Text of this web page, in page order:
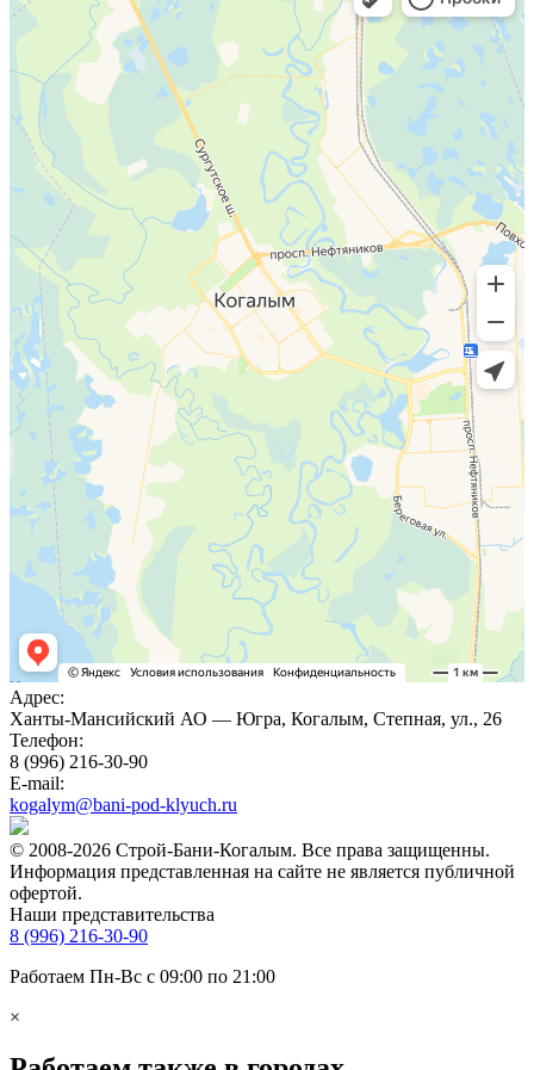
Адрес:
Ханты-Мансийский АО — Югра, Когалым, Степная, ул., 26
Телефон:
8 (996) 216-30-90
E-mail:
kogalym@bani-pod-klyuch.ru
© 2008-2026 Строй-Бани-Когалым. Все права защищенны.
Информация представленная на сайте не является публичной
офертой.
Наши представительства
8 (996) 216-30-90
Работаем Пн-Вс с 09:00 по 21:00
×